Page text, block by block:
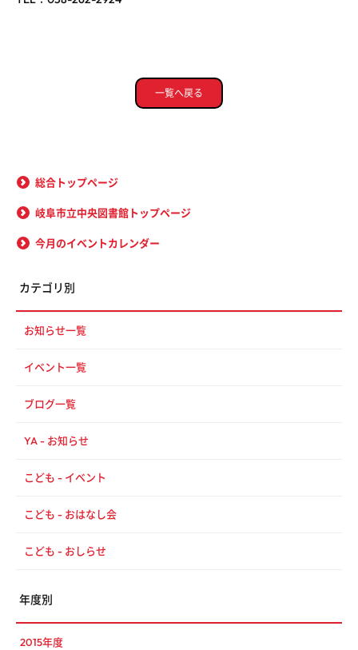
一覧へ戻る
総合トップページ
岐阜市立中央図書館トップページ
今月のイベントカレンダー
カテゴリ別
お知らせ一覧
イベント一覧
ブログ一覧
YA - お知らせ
こども - イベント
こども - おはなし会
こども - おしらせ
年度別
2015年度